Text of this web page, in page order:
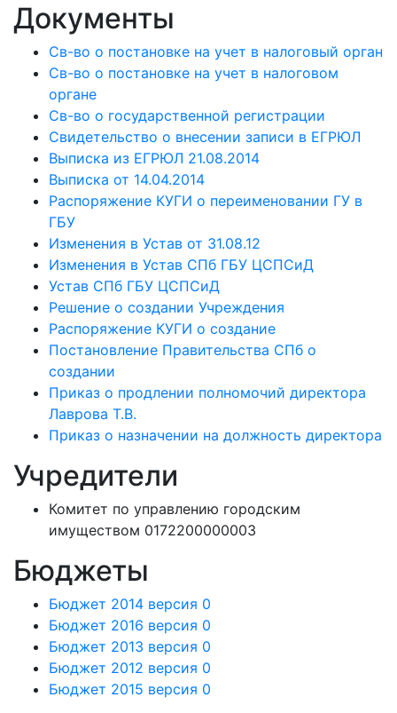
Документы
Св-во о постановке на учет в налоговый орган
Св-во о постановке на учет в налоговом
органе
Св-во о государственной регистрации
Свидетельство о внесении записи в ЕГРЮЛ
Выписка из ЕГРЮЛ 21.08.2014
Выписка от 14.04.2014
Распоряжение КУГИ о переименовании ГУ в
ГБУ
Изменения в Устав от 31.08.12
Изменения в Устав СПб ГБУ ЦСПСиД
Устав СПб ГБУ ЦСПСиД
Решение о создании Учреждения
Распоряжение КУГИ о создание
Постановление Правительства СПб о
создании
Приказ о продлении полномочий директора
Лаврова Т.В.
Приказ о назначении на должность директора
Учредители
Комитет по управлению городским
имуществом 0172200000003
Бюджеты
Бюджет 2014 версия 0
Бюджет 2016 версия 0
Бюджет 2013 версия 0
Бюджет 2012 версия 0
Бюджет 2015 версия 0